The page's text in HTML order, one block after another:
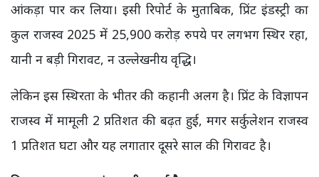
आंकड़ा पार कर लिया। इसी रिपोर्ट के मुताबिक, प्रिंट इंडस्ट्री का
कुल राजस्व 2025 में 25,900 करोड़ रुपये पर लगभग स्थिर रहा,
यानी न बड़ी गिरावट, न उल्लेखनीय वृद्धि।
लेकिन इस स्थिरता के भीतर की कहानी अलग है। प्रिंट के विज्ञापन
राजस्व में मामूली 2 प्रतिशत की बढ़त हुई, मगर सर्कुलेशन राजस्व
1 प्रतिशत घटा और यह लगातार दूसरे साल की गिरावट है।